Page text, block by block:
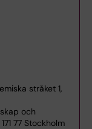
stråket 1,
och
77 Stockholm